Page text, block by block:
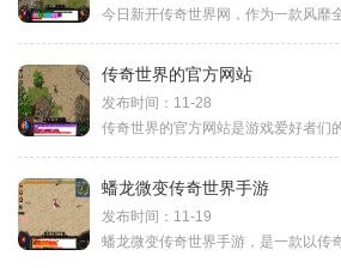
传奇世界的官方网站
发布时间：11-28
蟠龙微变传奇世界手游
发布时间：11-19